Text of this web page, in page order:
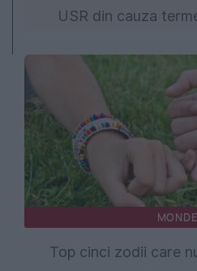
USR din cauza
Top cinci zodii care